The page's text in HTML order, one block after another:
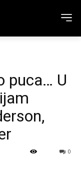
puca… U
0